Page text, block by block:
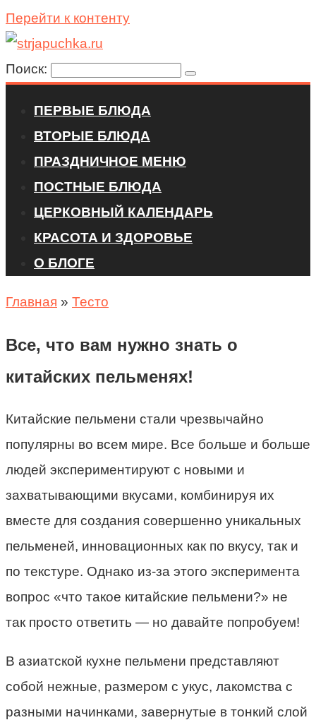
Перейти к контенту
Поиск:
ПЕРВЫЕ БЛЮДА
ВТОРЫЕ БЛЮДА
ПРАЗДНИЧНОЕ МЕНЮ
ПОСТНЫЕ БЛЮДА
ЦЕРКОВНЫЙ КАЛЕНДАРЬ
КРАСОТА И ЗДОРОВЬЕ
О БЛОГЕ
Главная » Тесто
Все, что вам нужно знать о
китайских пельменях!
Китайские пельмени стали чрезвычайно
популярны во всем мире. Все больше и больше
людей экспериментируют с новыми и
захватывающими вкусами, комбинируя их
вместе для создания совершенно уникальных
пельменей, инновационных как по вкусу, так и
по текстуре. Однако из-за этого эксперимента
вопрос «что такое китайские пельмени?» не
так просто ответить — но давайте попробуем!
В азиатской кухне пельмени представляют
собой нежные, размером с укус, лакомства с
разными начинками, завернутые в тонкий слой